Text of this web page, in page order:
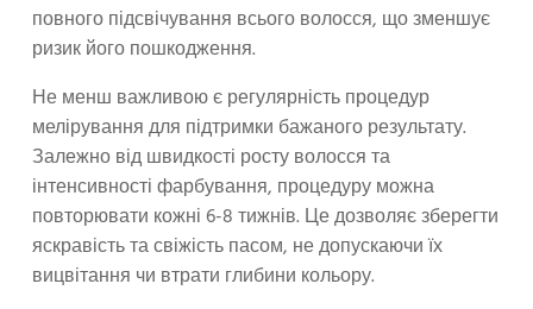
повного підсвічування всього волосся, що зменшує
ризик його пошкодження.
Не менш важливою є регулярність процедур
мелірування для підтримки бажаного результату.
Залежно від швидкості росту волосся та
інтенсивності фарбування, процедуру можна
повторювати кожні 6-8 тижнів. Це дозволяє зберегти
яскравість та свіжість пасом, не допускаючи їх
вицвітання чи втрати глибини кольору.